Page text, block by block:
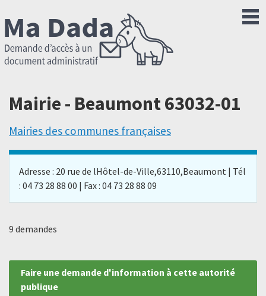
Mairie - Beaumont 63032-01
Mairies des communes françaises
Adresse : 20 rue de lHôtel-de-Ville,63110,Beaumont | Tél
: 04 73 28 88 00 | Fax : 04 73 28 88 09
9 demandes
Faire une demande d'information à cette autorité
publique